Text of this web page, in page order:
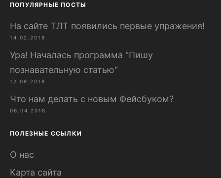
ПОПУЛЯРНЫЕ ПОСТЫ
На сайте ТЛТ появились первые упражения!
14.02.2018
Ура! Началась программа "Пишу
познавательную статью"
12.09.2018
Что нам делать с новым Фейсбуком?
06.04.2018
ПОЛЕЗНЫЕ ССЫЛКИ
О нас
Карта сайта